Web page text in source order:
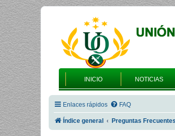
INICIO NOTICIAS
Enlaces rápidos FAQ
Índice general Preguntas Frecuentes